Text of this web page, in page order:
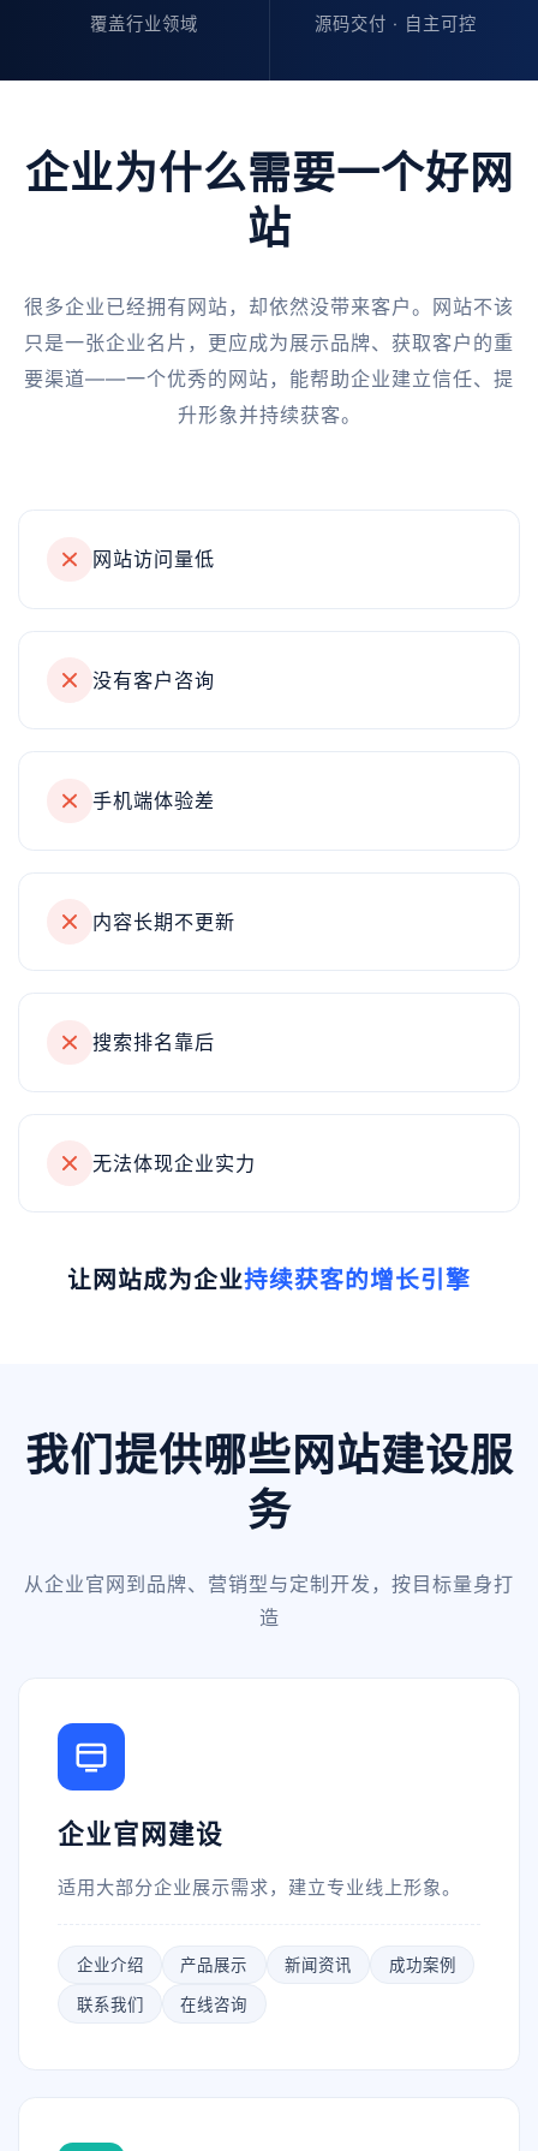
覆盖行业领域 源码交付 · 自主可控
企业为什么需要一个好网
站
很多企业已经拥有网站，却依然没带来客户。网站不该
只是一张企业名片，更应成为展示品牌、获取客户的重
要渠道——一个优秀的网站，能帮助企业建立信任、提
升形象并持续获客。
网站访问量低
没有客户咨询
手机端体验差
内容长期不更新
搜索排名靠后
无法体现企业实力
让网站成为企业持续获客的增长引擎
我们提供哪些网站建设服
务
从企业官网到品牌、营销型与定制开发，按目标量身打
造
企业官网建设
适用大部分企业展示需求，建立专业线上形象。
企业介绍 产品展示 新闻资讯 成功案例
联系我们 在线咨询